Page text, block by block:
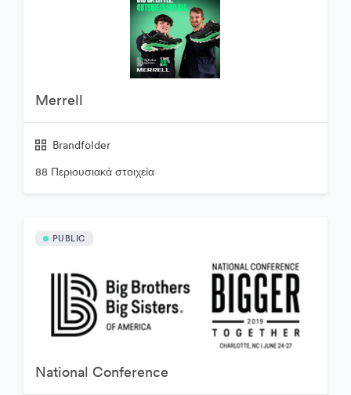
Merrell
Brandfolder
88 Περιουσιακά στοιχεία
PUBLIC
National Conference